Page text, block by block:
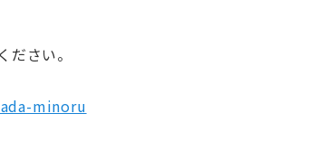
さい。
minoru